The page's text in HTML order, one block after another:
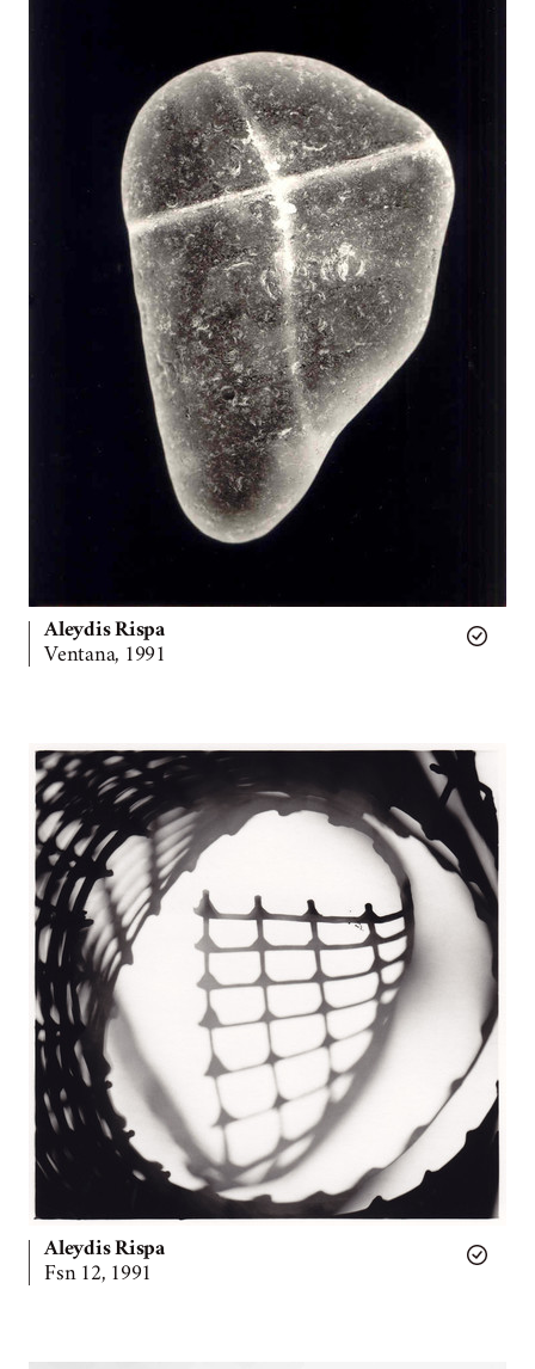
Aleydis Rispa
Ventana, 1991
Aleydis Rispa
Fsn 12, 1991